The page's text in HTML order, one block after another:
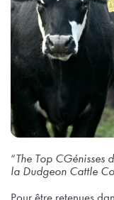
“The Top CGénisses
la Dudgeon Cattle